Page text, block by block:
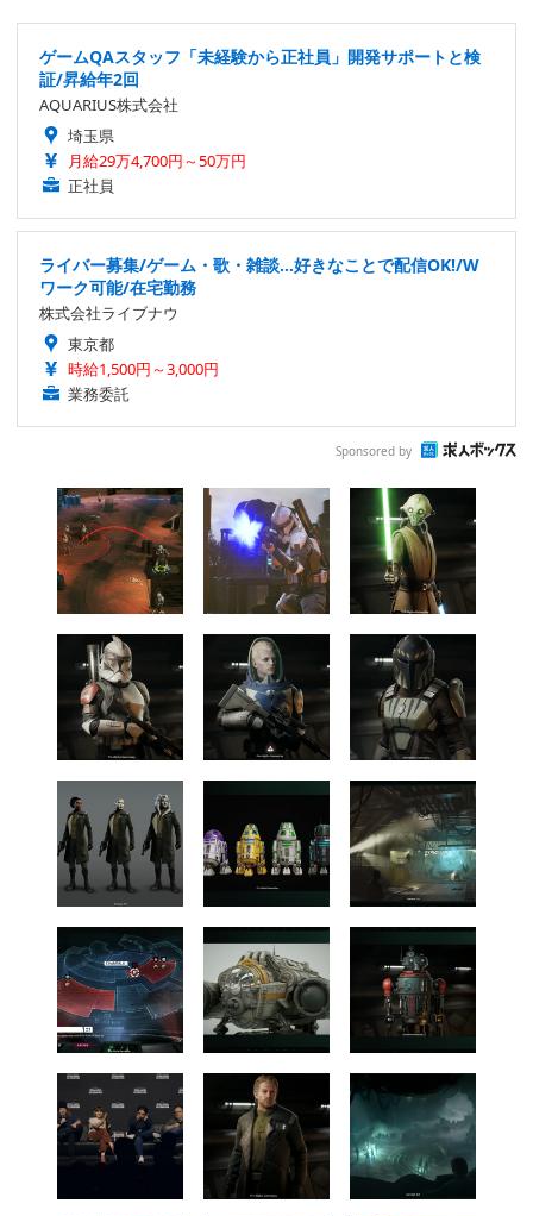
ゲームQAスタッフ「未経験から正社員」開発サポートと検
証/昇給年2回
AQUARIUS株式会社
埼玉県
月給29万4,700円～50万円
正社員
ライバー募集/ゲーム・歌・雑談…好きなことで配信OK!/W
ワーク可能/在宅勤務
株式会社ライブナウ
東京都
時給1,500円～3,000円
業務委託
Sponsored by